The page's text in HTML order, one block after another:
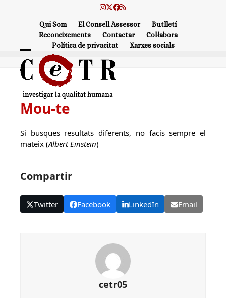
Instagram
Twitter
Facebook
RSS
Qui Som El Consell Assessor
Butlletí
Reconeixements
Contactar
Col·labora
Política de privacitat
Xarxes socials
Open
mobile
menu
Close
mobile
menu
Mou-te
Si busques resultats diferents, no facis sempre el
mateix (Albert Einstein)
Compartir
Twitter Facebook LinkedIn Email
cetr05